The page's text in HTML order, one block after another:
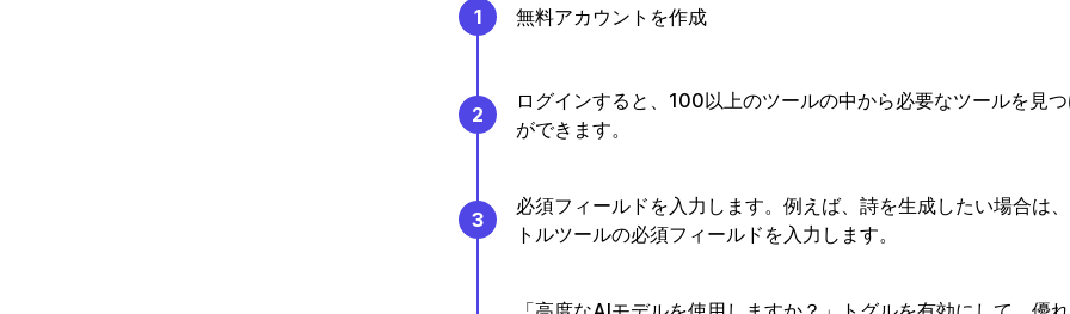
1 無料アカウントを作成
2
ログインすると、100以上のツールの中から必要なツールを見つ
ができます。
3
必須フィールドを入力します。例えば、詩を生成したい場合は
トルツールの必須フィールドを入力します。